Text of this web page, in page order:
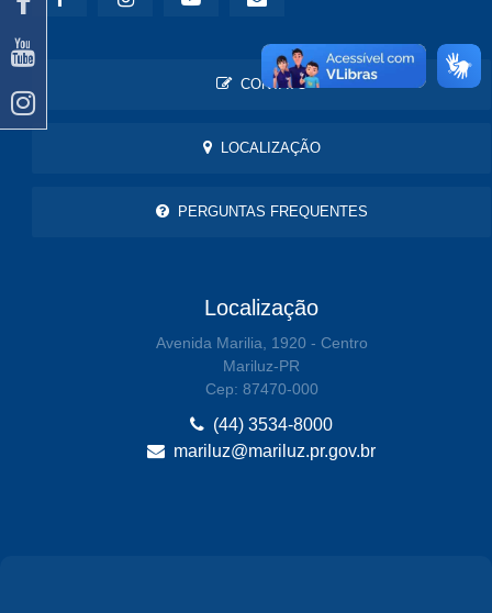
CONTATO
LOCALIZAÇÃO
PERGUNTAS FREQUENTES
Localização
Avenida Marilia, 1920 - Centro
Mariluz-PR
Cep: 87470-000
(44) 3534-8000
mariluz@mariluz.pr.gov.br